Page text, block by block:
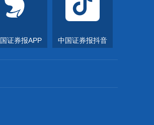
证券报APP 中国证券报抖音